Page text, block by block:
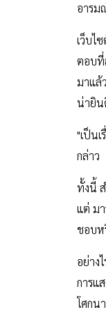
อารม
เว็บไ
ตอบที่
มาแล้
น่ายิน
"เป็นเ
กล่าว
ทั้งนี้
แต่ ม
ชอบห
อย่าง
การแ
โศกน